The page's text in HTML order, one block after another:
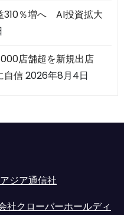
310％増へ AI投資拡大
店舗超を新規出店
自信2026年8月4日
ジア通信社
社クローバーホールディ